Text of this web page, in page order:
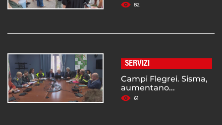
82
SERVIZI
Campi Flegrei. Sisma,
aumentano...
61